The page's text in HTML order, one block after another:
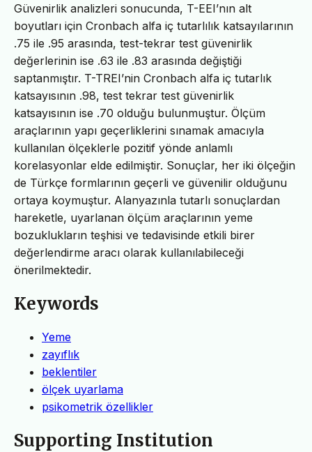
Güvenirlik analizleri sonucunda, T-EEI’nın alt
boyutları için Cronbach alfa iç tutarlılık katsayılarının
.75 ile .95 arasında, test-tekrar test güvenirlik
değerlerinin ise .63 ile .83 arasında değiştiği
saptanmıştır. T-TREI’nin Cronbach alfa iç tutarlık
katsayısının .98, test tekrar test güvenirlik
katsayısının ise .70 olduğu bulunmuştur. Ölçüm
araçlarının yapı geçerliklerini sınamak amacıyla
kullanılan ölçeklerle pozitif yönde anlamlı
korelasyonlar elde edilmiştir. Sonuçlar, her iki ölçeğin
de Türkçe formlarının geçerli ve güvenilir olduğunu
ortaya koymuştur. Alanyazınla tutarlı sonuçlardan
hareketle, uyarlanan ölçüm araçlarının yeme
bozuklukların teşhisi ve tedavisinde etkili birer
değerlendirme aracı olarak kullanılabileceği
önerilmektedir.
Keywords
Yeme
zayıflık
beklentiler
ölçek uyarlama
psikometrik özellikler
Supporting Institution